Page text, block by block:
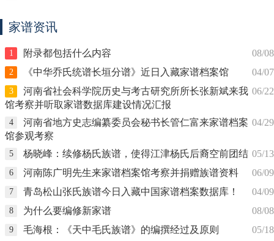
家谱资讯
08/08
1
附录都包括什么内容
04/07
2
《中华乔氏统谱长垣分谱》近日入藏家谱档案馆
06/22
3 河南省社会科学院历史与考古研究所所长张新斌来我
馆考察并听取家谱数据库建设情况汇报
04/29
4 河南省地方史志编纂委员会秘书长管仁富来家谱档案
馆参观考察
05/13
5
杨晓峰：续修杨氏族谱，使得江津杨氏后裔空前团结
06/09
6
河南陈广明先生来家谱档案馆考察并捐赠族谱资料
04/09
7
青岛松山张氏族谱今日入藏中国家谱档案数据库！
08/08
8
为什么要编修新家谱
05/18
9 毛海根：《天中毛氏族谱》的编撰经过及原则